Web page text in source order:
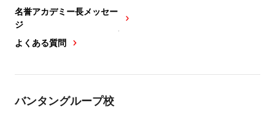
名誉アカデミー長メッセー
ジ
よくある質問
バンタングループ校